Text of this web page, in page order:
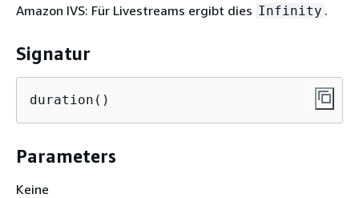
Amazon IVS: Für Livestreams ergibt dies Infinity .
Signatur
duration()
Parameters
Keine